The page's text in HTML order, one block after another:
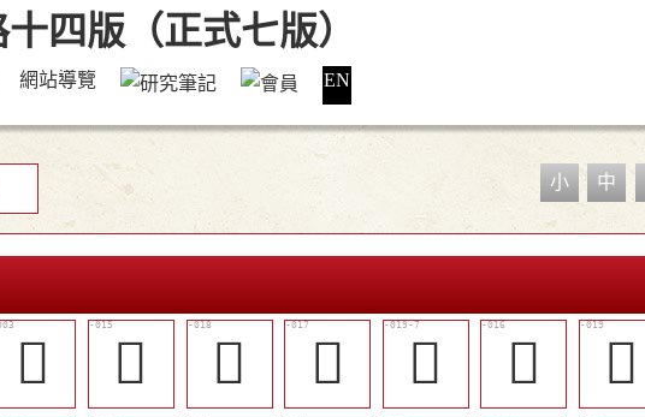
網站導覽 EN
小 中
𠅡 𠑽 󰔶 󰔵 󰔾 󰔴 󰔷